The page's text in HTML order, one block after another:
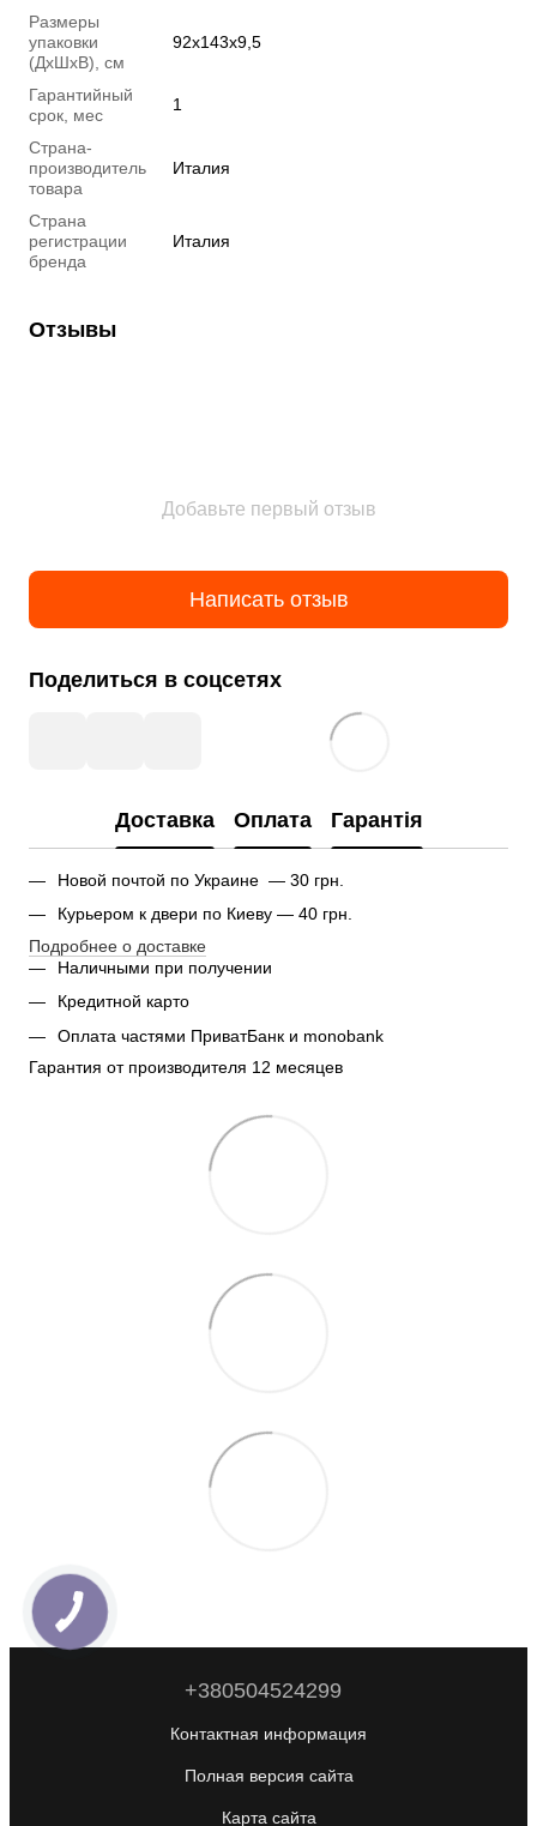
Размеры
упаковки
(ДхШхВ), см
92х143х9,5
Гарантийный
срок, мес
1
Страна-
производитель
товара
Италия
Страна
регистрации
бренда
Италия
Отзывы
Добавьте первый отзыв
Написать отзыв
Поделиться в соцсетях
Доставка Оплата Гарантія
Новой почтой по Украине — 30 грн.
Курьером к двери по Киеву — 40 грн.
Подробнее о доставке
Наличными при получении
Кредитной карто
Оплата частями ПриватБанк и monobank
Гарантия от производителя 12 месяцев
+380504524299
Контактная информация
Полная версия сайта
Карта сайта